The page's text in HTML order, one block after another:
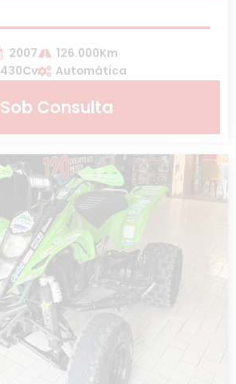
2007
126.000Km
430Cv
Automática
Sob Consulta